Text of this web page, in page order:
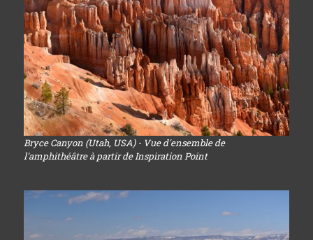
Bryce Canyon (Utah, USA) - Vue d'ensemble de
l'amphithéâtre à partir de Inspiration Point